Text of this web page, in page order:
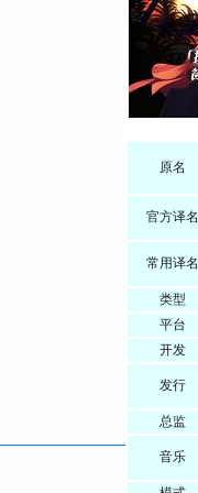
原名
官方译名
常用译名
类型
平台
开发
发行
总监
音乐